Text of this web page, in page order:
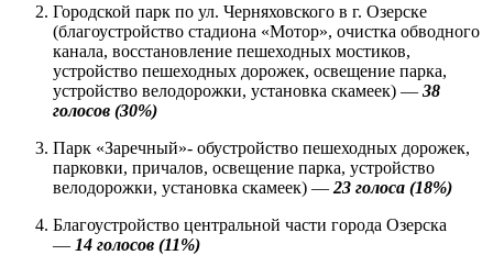
Городской парк по ул. Черняховского в г. Озерске
(благоустройство стадиона «Мотор», очистка обводного
канала, восстановление пешеходных мостиков,
устройство пешеходных дорожек, освещение парка,
устройство велодорожки, установка скамеек) — 38
голосов (30%)
Парк «Заречный»- обустройство пешеходных дорожек,
парковки, причалов, освещение парка, устройство
велодорожки, установка скамеек) — 23 голоса (18%)
Благоустройство центральной части города Озерска
— 14 голосов (11%)